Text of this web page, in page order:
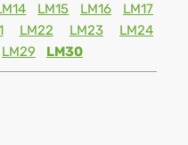
LM15 LM16
LM17
LM22 LM23
LM24
LM29 LM30